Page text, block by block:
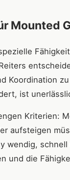
Mounted
Koordination
ist
Kriterien:
aufsteigen
wendig,
und die